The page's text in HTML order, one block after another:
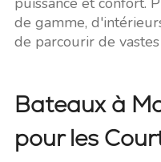
de gamme,
de parcourir de
Bateaux à
pour les